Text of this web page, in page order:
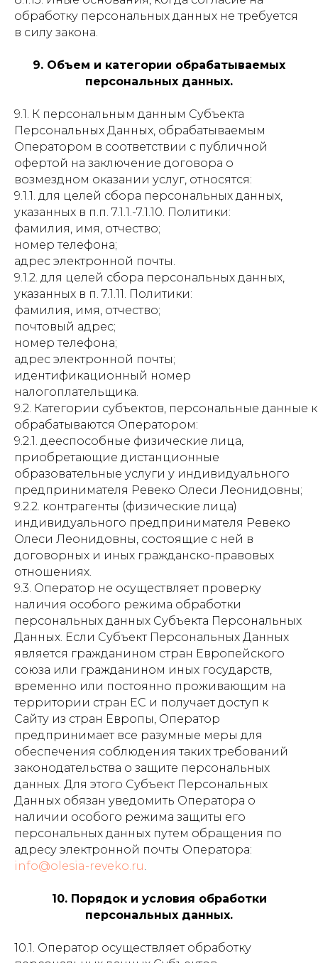
обработку персональных данных не требуется
в силу закона.
9. Объем и категории обрабатываемых
персональных данных.
9.1. К персональным данным Субъекта
Персональных Данных, обрабатываемым
Оператором в соответствии с публичной
офертой на заключение договора о
возмездном оказании услуг, относятся:
9.1.1. для целей сбора персональных данных,
указанных в п.п. 7.1.1.-7.1.10. Политики:
фамилия, имя, отчество;
номер телефона;
адрес электронной почты.
9.1.2. для целей сбора персональных данных,
указанных в п. 7.1.11. Политики:
фамилия, имя, отчество;
почтовый адрес;
номер телефона;
адрес электронной почты;
идентификационный номер
налогоплательщика.
9.2. Категории субъектов, персональные данные
обрабатываются Оператором:
9.2.1. дееспособные физические лица,
приобретающие дистанционные
образовательные услуги у индивидуального
предпринимателя Ревеко Олеси Леонидовны;
9.2.2. контрагенты (физические лица)
индивидуального предпринимателя Ревеко
Олеси Леонидовны, состоящие с ней в
договорных и иных гражданско-правовых
отношениях.
9.3. Оператор не осуществляет проверку
наличия особого режима обработки
персональных данных Субъекта Персональных
Данных. Если Субъект Персональных Данных
является гражданином стран Европейского
союза или гражданином иных государств,
временно или постоянно проживающим на
территории стран ЕС и получает доступ к
Сайту из стран Европы, Оператор
предпринимает все разумные меры для
обеспечения соблюдения таких требований
законодательства о защите персональных
данных. Для этого Субъект Персональных
Данных обязан уведомить Оператора о
наличии особого режима защиты его
персональных данных путем обращения по
адресу электронной почты Оператора:
info@olesia-reveko.ru.
10. Порядок и условия обработки
персональных данных.
10.1. Оператор осуществляет обработку